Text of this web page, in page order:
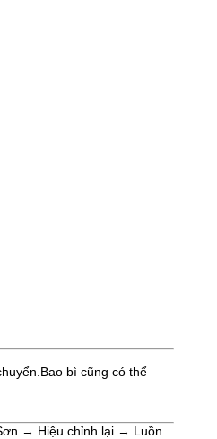
bì cũng có thể
→ Hiệu chỉnh lại → Luồn